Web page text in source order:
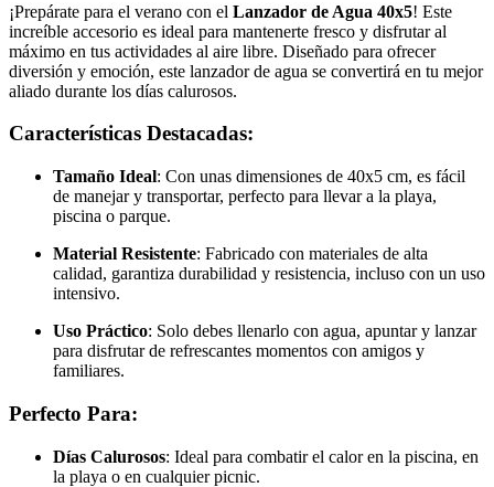
¡Prepárate para el verano con el Lanzador de Agua 40x5! Este
increíble accesorio es ideal para mantenerte fresco y disfrutar al
máximo en tus actividades al aire libre. Diseñado para ofrecer
diversión y emoción, este lanzador de agua se convertirá en tu mejor
aliado durante los días calurosos.
Características Destacadas:
Tamaño Ideal: Con unas dimensiones de 40x5 cm, es fácil
de manejar y transportar, perfecto para llevar a la playa,
piscina o parque.
Material Resistente: Fabricado con materiales de alta
calidad, garantiza durabilidad y resistencia, incluso con un uso
intensivo.
Uso Práctico: Solo debes llenarlo con agua, apuntar y lanzar
para disfrutar de refrescantes momentos con amigos y
familiares.
Perfecto Para:
Días Calurosos: Ideal para combatir el calor en la piscina, en
la playa o en cualquier picnic.